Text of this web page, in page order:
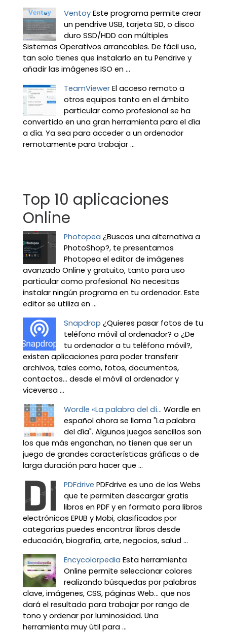
Ventoy Este programa permite crear
un pendrive USB, tarjeta SD, o disco
duro SSD/HDD con múltiples
Sistemas Operativos arrancables. De fácil uso,
tan solo tienes que instalarlo en tu Pendrive y
añadir las imágenes ISO en ...
TeamViewer El acceso remoto a
otros equipos tanto en el ámbito
particular como profesional se ha
convertido en una gran herramienta para el día
a día. Ya sea para acceder a un ordenador
remotamente para trabajar ...
Top 10 aplicaciones
Online
Photopea ¿Buscas una alternativa a
PhotoShop?, te presentamos
Photopea el editor de imágenes
avanzado Online y gratuito, tanto para uso
particular como profesional. No necesitas
instalar ningún programa en tu ordenador. Este
editor se utiliza en ...
Snapdrop ¿Quieres pasar fotos de tu
teléfono móvil al ordenador? o ¿De
tu ordenador a tu teléfono móvil?,
existen aplicaciones para poder transferir
archivos, tales como, fotos, documentos,
contactos… desde el móvil al ordenador y
viceversa ...
Wordle «La palabra del dí... Wordle en
español ahora se llama "La palabra
del día". Algunos juegos sencillos son
los que más enganchan, no tienen que ser un
juego de grandes características gráficas o de
larga duración para hacer que ...
PDFdrive PDFdrive es uno de las Webs
que te permiten descargar gratis
libros en PDF y en formato para libros
electrónicos EPUB y Mobi, clasificados por
categorías puedes encontrar libros desde
educación, biografía, arte, negocios, salud ...
Encycolorpedia Esta herramienta
Online permite seleccionar colores
realizando búsquedas por palabras
clave, imágenes, CSS, páginas Web... que nos
dará el resultado para trabajar por rango de
tono y ordenar por luminosidad. Una
herramienta muy útil para ...